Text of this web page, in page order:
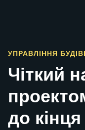
УПРАВЛІННЯ
Чіткий
до кінця